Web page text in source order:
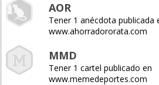
AOR
Tener 1 anécdota publicada
www.ahorradororata.com
MMD
Tener 1 cartel publicado en
www.memedeportes.com